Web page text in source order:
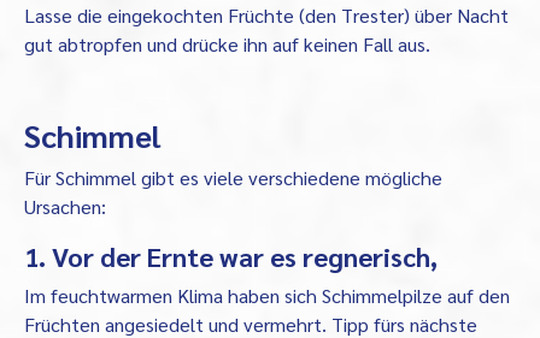
Lasse die eingekochten Früchte (den Trester) über Nacht
gut abtropfen und drücke ihn auf keinen Fall aus.
Schimmel
Für Schimmel gibt es viele verschiedene mögliche
Ursachen:
1. Vor der Ernte war es regnerisch,
Im feuchtwarmen Klima haben sich Schimmelpilze auf den
Früchten angesiedelt und vermehrt. Tipp fürs nächste